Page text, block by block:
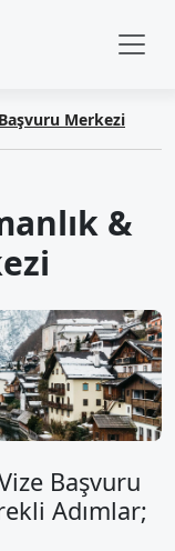
Merkezi
&
Başvuru
Adımlar;